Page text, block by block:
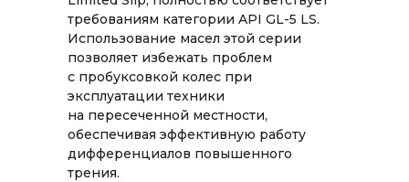
требованиям категории API GL-5 LS.
Использование масел этой серии
позволяет избежать проблем
с пробуксовкой колес при
эксплуатации техники
на пересеченной местности,
обеспечивая эффективную работу
дифференциалов повышенного
трения.